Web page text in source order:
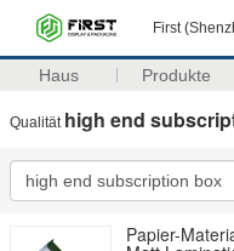
First
Haus Produkte
Qualität high end
Papier-